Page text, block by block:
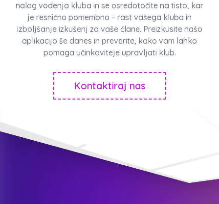
nalog vodenja kluba in se osredotočite na tisto, kar
je resnično pomembno – rast vašega kluba in
izboljšanje izkušenj za vaše člane. Preizkusite našo
aplikacijo še danes in preverite, kako vam lahko
pomaga učinkoviteje upravljati klub.
Kontaktiraj nas